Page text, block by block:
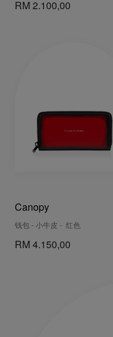
RM 2.100,00
Canopy
钱包 - 小牛皮 - 红色
RM 4.150,00